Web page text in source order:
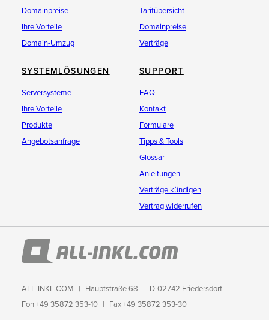
Domainpreise
Ihre Vorteile
Domain-Umzug
Tarifübersicht
Domainpreise
Verträge
SYSTEMLÖSUNGEN
Serversysteme
Ihre Vorteile
Produkte
Angebotsanfrage
SUPPORT
FAQ
Kontakt
Formulare
Tipps & Tools
Glossar
Anleitungen
Verträge kündigen
Vertrag widerrufen
ALL-INKL.COM Hauptstraße 68
D-02742 Friedersdorf
Fon +49 35872 353-10
Fax +49 35872 353-30